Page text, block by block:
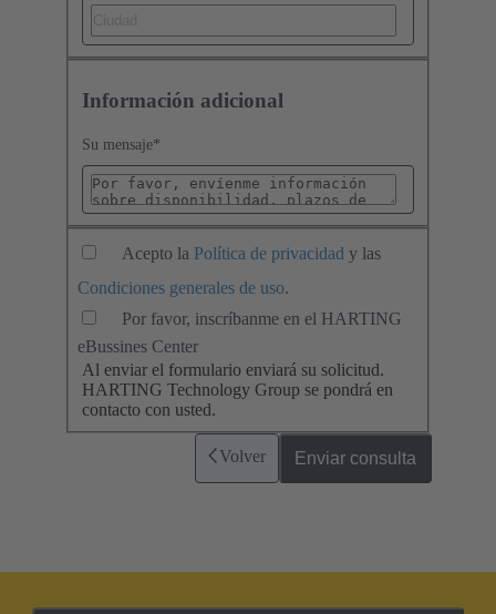
Información adicional
Su mensaje*
Acepto la Política de privacidad y las
Condiciones generales de uso.
Por favor, inscríbanme en el HARTING
eBussines Center
Al enviar el formulario enviará su solicitud.
HARTING Technology Group se pondrá en
contacto con usted.
Volver Enviar consulta